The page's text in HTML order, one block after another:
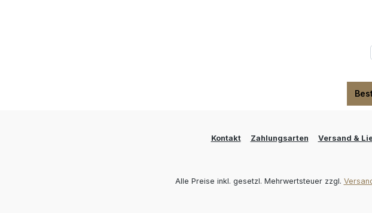
Kontakt Zahlungsarten Versand &
Alle Preise inkl. gesetzl. Mehrwertsteuer zzgl.